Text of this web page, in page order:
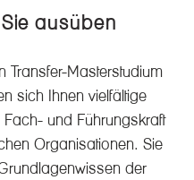
ausüben
Masterstudium
sich Ihnen vielfältige
und Führungskraft
Organisationen. Sie
der